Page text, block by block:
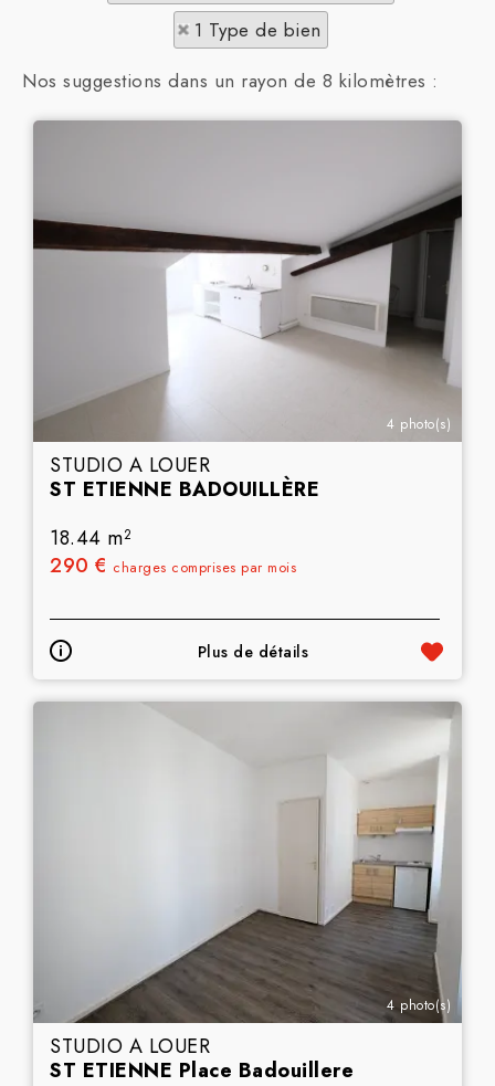
1 Type de bien
Nos suggestions dans un rayon de 8 kilomètres :
4 photo(s)
STUDIO A LOUER
ST ETIENNE BADOUILLÈRE
18.44 m2
290 € charges comprises par mois
Plus de détails
4 photo(s)
STUDIO A LOUER
ST ETIENNE Place Badouillere